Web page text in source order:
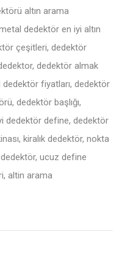
altın arama
dedektör en iyi altın
çeşitleri, dedektör
dedektör almak
fiyatları, dedektör
dedektör başlığı,
dedektör define, dedektör
kiralık dedektör, nokta
ucuz define
altin arama